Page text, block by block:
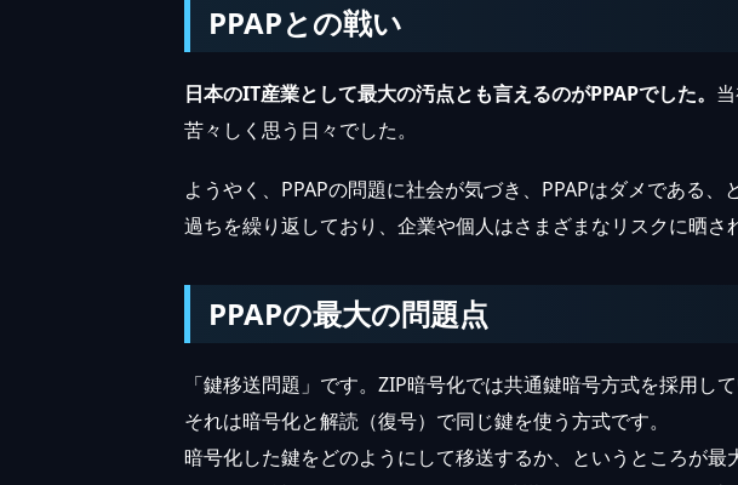
PPAPとの戦い
日本のIT産業として最大の汚点とも言えるのがPPAPでした。
苦々しく思う日々でした。
ようやく、PPAPの問題に社会が気づき、PPAPはダメである
過ちを繰り返しており、企業や個人はさまざまなリスクに晒さ
PPAPの最大の問題点
「鍵移送問題」です。ZIP暗号化では共通鍵暗号方式を採用して
それは暗号化と解読（復号）で同じ鍵を使う方式です。
暗号化した鍵をどのようにして移送するか、というところが最